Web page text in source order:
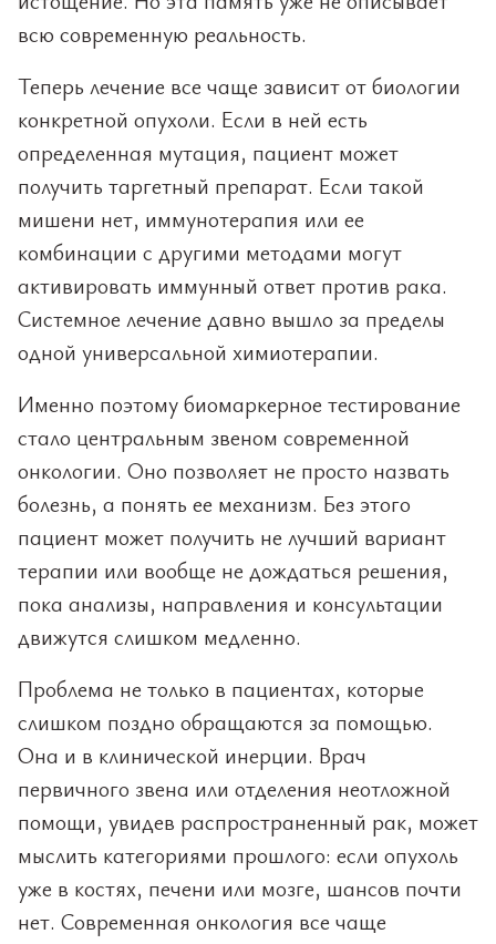
всю современную реальность.
Теперь лечение все чаще зависит от биологии
конкретной опухоли. Если в ней есть
определенная мутация, пациент может
получить таргетный препарат. Если такой
мишени нет, иммунотерапия или ее
комбинации с другими методами могут
активировать иммунный ответ против рака.
Системное лечение давно вышло за пределы
одной универсальной химиотерапии.
Именно поэтому биомаркерное тестирование
стало центральным звеном современной
онкологии. Оно позволяет не просто назвать
болезнь, а понять ее механизм. Без этого
пациент может получить не лучший вариант
терапии или вообще не дождаться решения,
пока анализы, направления и консультации
движутся слишком медленно.
Проблема не только в пациентах, которые
слишком поздно обращаются за помощью.
Она и в клинической инерции. Врач
первичного звена или отделения неотложной
помощи, увидев распространенный рак, может
мыслить категориями прошлого: если опухоль
уже в костях, печени или мозге, шансов почти
нет. Современная онкология все чаще